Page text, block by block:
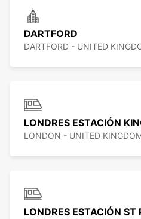
DARTFORD
DARTFORD - UNITED
LONDRES ESTACIÓN
LONDON - UNITED
LONDRES ESTACIÓN ST